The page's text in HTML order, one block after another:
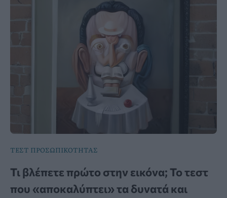
ΤΕΣΤ ΠΡΟΣΩΠΙΚΟΤΗΤΑΣ
Τι βλέπετε πρώτο στην εικόνα; Το τεστ
που «αποκαλύπτει» τα δυνατά και